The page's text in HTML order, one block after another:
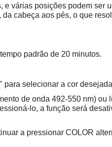
várias posições podem ser
cabeça aos pés, o que
padrão de 20 minutos.
para selecionar a cor
de onda 492-550 nm) ou
lo, a função será
a pressionar COLOR